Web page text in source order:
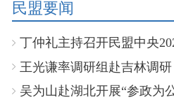
民盟要闻
丁仲礼主持召开民盟中央
王光谦率调研组赴吉林调研
吴为山赴湖北开展“参政为